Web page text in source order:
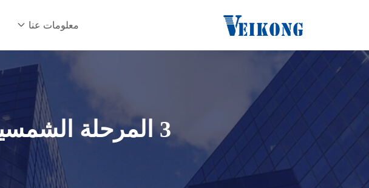
معلومات عنا
3 المرحلة الشمسية مضخة العاكس المنتجات